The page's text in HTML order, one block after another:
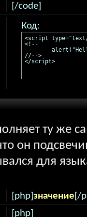
[/code]
Код:
<script
<!--
//-->
</script>
ту же
он
для
[php]значение[/
[php]